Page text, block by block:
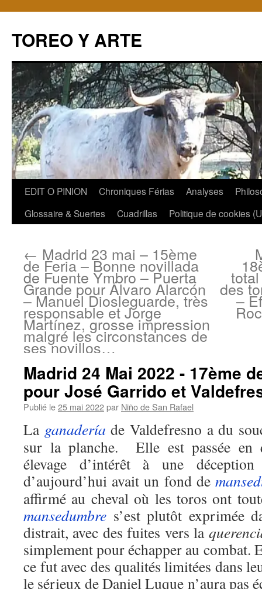
TOREO Y ARTE
Aller
EDIT O PINION Chroniques Férias Analyses
Glossaire & Suertes
Cuadrillas Politique de cookies
← Madrid 23 mai – 15ème
de Feria – Bonne novillada
de Fuente Ymbro – Puerta
Grande pour Álvaro Alarcón
– Manuel Diosleguarde, très
responsable et Jorge
Martínez, grosse impression
malgré les circonstances de
ses novillos…
des
–
Madrid 24 Mai 2022 - 17ème
pour José Garrido et
Publié le25 mai 2022par Niño de San Rafael
La ganadería de Valdefresno a du
sur la planche. Elle est passée en
élevage d’intérêt à une
d’aujourd’hui avait un fond de
affirmé au cheval où les toros ont
mansedumbre s’est plutôt exprimée
distrait, avec des fuites vers la
simplement pour échapper au combat.
ce fut avec des qualités limitées dans
le sérieux de Daniel Luque n’aura pas